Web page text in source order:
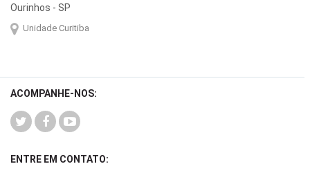
Ourinhos - SP
Unidade Curitiba
ACOMPANHE-NOS:
ENTRE EM CONTATO: